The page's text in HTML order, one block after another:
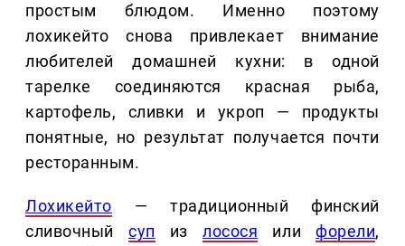
простым блюдом. Именно поэтому
лохикейто снова привлекает внимание
любителей домашней кухни: в одной
тарелке соединяются красная рыба,
картофель, сливки и укроп — продукты
понятные, но результат получается почти
ресторанным.
Лохикейто — традиционный финский
сливочныйсуп излосося илифорели,